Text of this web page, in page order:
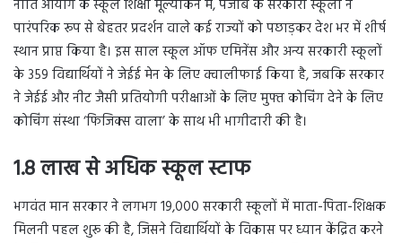
नीति आयोग के स्कूल शिक्षा मूल्यांकन में, पंजाब के सरकारी स्कूलों ने
पारंपरिक रूप से बेहतर प्रदर्शन वाले कई राज्यों को पछाड़कर देश भर में शीर्ष
स्थान प्राप्त किया है। इस साल स्कूल ऑफ एमिनेंस और अन्य सरकारी स्कूलों
के 359 विद्यार्थियों ने जेईई मेन के लिए क्वालीफाई किया है, जबकि सरकार
ने जेईई और नीट जैसी प्रतियोगी परीक्षाओं के लिए मुफ्त कोचिंग देने के लिए
कोचिंग संस्था ‘फिजिक्स वाला’ के साथ भी भागीदारी की है।
1.8 लाख से अधिक स्कूल स्टाफ
भगवंत मान सरकार ने लगभग 19,000 सरकारी स्कूलों में माता-पिता-शिक्षक
मिलनी पहल शुरू की है, जिसने विद्यार्थियों के विकास पर ध्यान केंद्रित करने